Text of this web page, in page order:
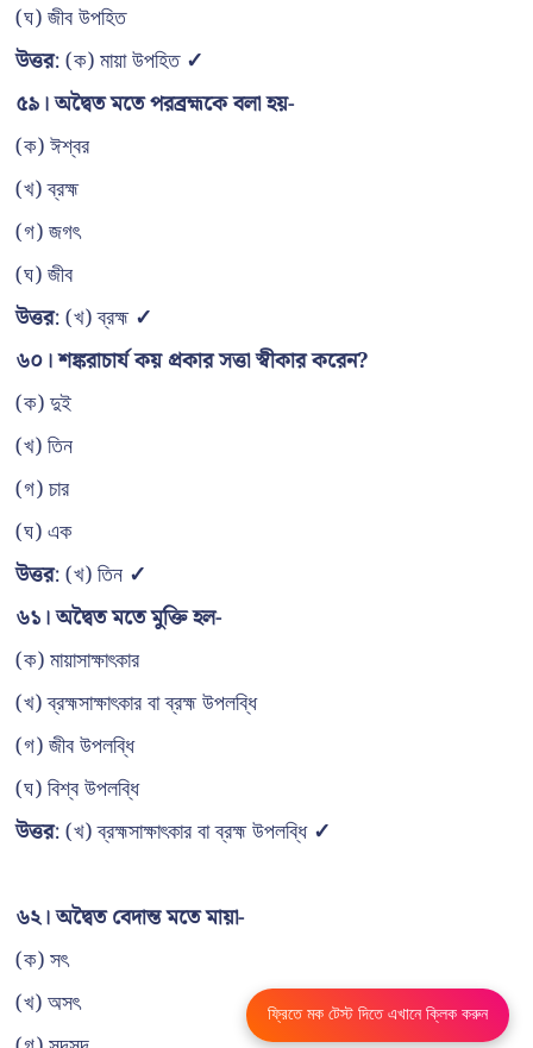
(ঘ) জীব উপহিত
উত্তর: (ক) মায়া উপহিত ✓
৫৯। অদ্বৈত মতে পরব্রহ্মকে বলা হয়-
(ক) ঈশ্বর
(খ) ব্রহ্ম
(গ) জগৎ
(ঘ) জীব
উত্তর: (খ) ব্রহ্ম ✓
৬০। শঙ্করাচার্য কয় প্রকার সত্তা স্বীকার করেন?
(ক) দুই
(খ) তিন
(গ) চার
(ঘ) এক
উত্তর: (খ) তিন ✓
৬১। অদ্বৈত মতে মুক্তি হল-
(ক) মায়াসাক্ষাৎকার
(খ) ব্রহ্মসাক্ষাৎকার বা ব্রহ্ম উপলব্ধি
(গ) জীব উপলব্ধি
(ঘ) বিশ্ব উপলব্ধি
উত্তর: (খ) ব্রহ্মসাক্ষাৎকার বা ব্রহ্ম উপলব্ধি ✓
৬২। অদ্বৈত বেদান্ত মতে মায়া-
(ক) সৎ
(খ) অসৎ
ফ্রিতে মক টেস্ট দিতে এখানে ক্লিক করুন